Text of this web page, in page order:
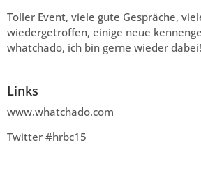
Toller Event, viele gute Gespräche,
wiedergetroffen, einige neue
whatchado, ich bin gerne wieder dabei!
Links
www.whatchado.com
Twitter #hrbc15